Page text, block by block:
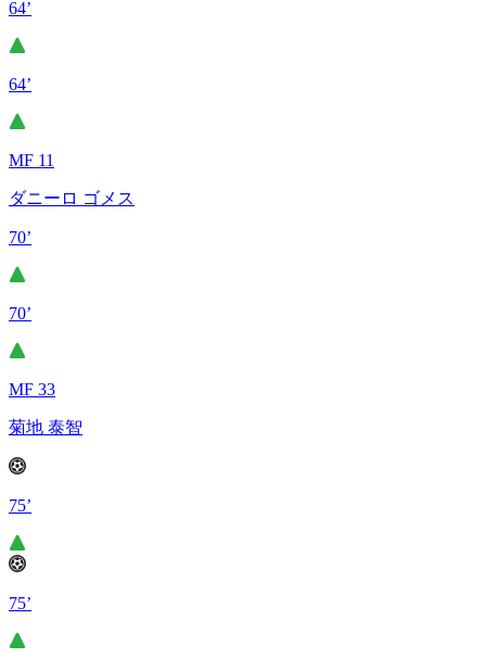
64’
64’
MF 11
ダニーロ ゴメス
70’
70’
MF 33
菊地 泰智
75’
75’